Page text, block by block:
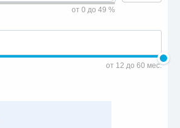
от 0 до 49 %
от 12 до 60 мес.